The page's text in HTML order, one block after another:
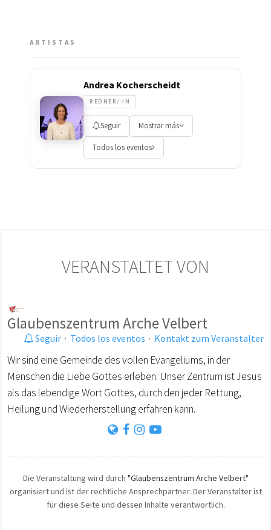
ARTISTAS
Andrea Kocherscheidt
REDNER/-IN
Seguir Mostrar más
Todos los eventos
VERANSTALTET VON
Glaubenszentrum Arche Velbert
Seguir · Todos los eventos · Kontakt zum Veranstalter
Wir sind eine Gemeinde des vollen Evangeliums, in der
Menschen die Liebe Gottes erleben. Unser Zentrum ist Jesus
als das lebendige Wort Gottes, durch den jeder Rettung,
Heilung und Wiederherstellung erfahren kann.
Die Veranstaltung wird durch "Glaubenszentrum Arche Velbert"
organisiert und ist der rechtliche Ansprechpartner. Der Veranstalter ist
für diese Seite und dessen Inhalte verantwortlich.